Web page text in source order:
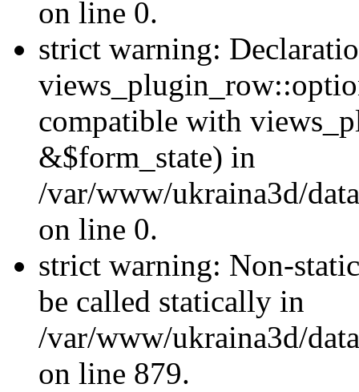
on line 0.
strict warning:
compatible with
&$form_state) in
/var/www/ukraina3d/
on line 0.
strict warning: Non-
be called statically in
/var/www/ukraina3d/
on line 879.